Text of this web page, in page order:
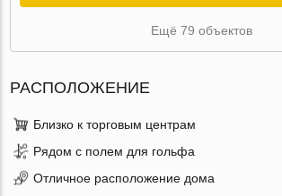
Ещё 79 объектов
РАСПОЛОЖЕНИЕ
Близко к торговым центрам
Рядом с полем для гольфа
Отличное расположение дома